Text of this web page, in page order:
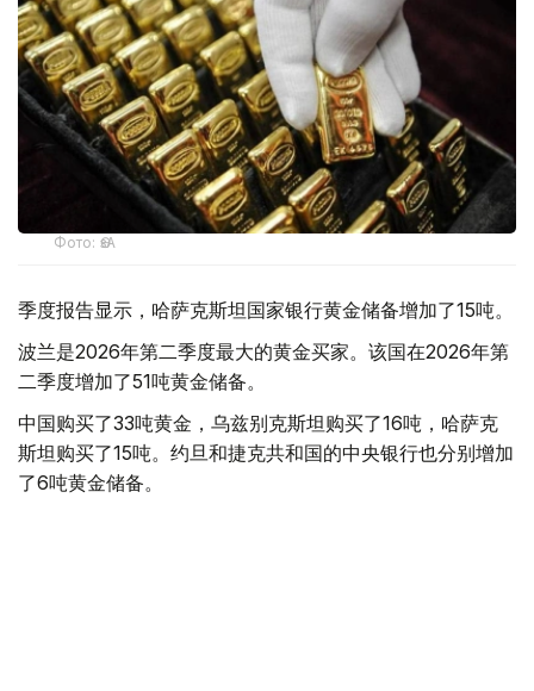
Фото: ӨзА
季度报告显示，哈萨克斯坦国家银行黄金储备增加了15吨。
波兰是2026年第二季度最大的黄金买家。该国在2026年第
二季度增加了51吨黄金储备。
中国购买了33吨黄金，乌兹别克斯坦购买了16吨，哈萨克
斯坦购买了15吨。约旦和捷克共和国的中央银行也分别增加
了6吨黄金储备。